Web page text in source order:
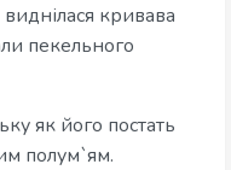
кривава
пекельного
як його постать
полум`ям.